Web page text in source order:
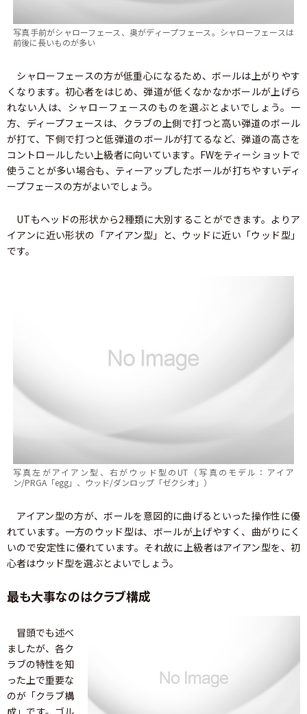
写真手前がシャローフェース、奥がディープフェース。シャローフェースは
前後に長いものが多い
シャローフェースの方が低重心になるため、ボールは上がりやす
くなります。初心者をはじめ、弾道が低くなかなかボールが上げら
れない人は、シャローフェースのものを選ぶとよいでしょう。一
方、ディープフェースは、クラブの上側で打つと高い弾道のボール
が打て、下側で打つと低弾道のボールが打てるなど、弾道の高さを
コントロールしたい上級者に向いています。FWをティーショットで
使うことが多い場合も、ティーアップしたボールが打ちやすいディ
ープフェースの方がよいでしょう。
UTもヘッドの形状から2種類に大別することができます。よりア
イアンに近い形状の「アイアン型」と、ウッドに近い「ウッド型」
です。
写真左がアイアン型、右がウッド型のUT（写真のモデル：アイア
ン/PRGA「egg」、ウッド/ダンロップ「ゼクシオ」）
アイアン型の方が、ボールを意図的に曲げるといった操作性に優
れています。一方のウッド型は、ボールが上げやすく、曲がりにく
いので安定性に優れています。それ故に上級者はアイアン型を、初
心者はウッド型を選ぶとよいでしょう。
最も大事なのはクラブ構成
冒頭でも述べ
ましたが、各ク
ラブの特性を知
った上で重要な
のが「クラブ構
成」です。ゴル